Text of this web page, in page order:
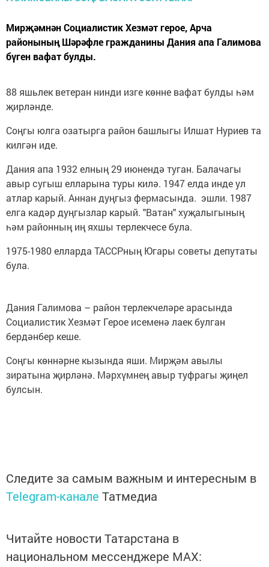
Мирҗәмнән Социалистик Хезмәт герое, Арча
районының Шәрәфле гражданины Дания апа Галимова
бүген вафат булды.
88 яшьлек ветеран нинди изге көнне вафат булды һәм
җирләнде.
Соңгы юлга озатырга район башлыгы Илшат Нуриев та
килгән иде.
Дания апа 1932 елның 29 июнендә туган. Балачагы
авыр сугыш елларына туры килә. 1947 елда инде ул
атлар карый. Аннан дуңгыз фермасында. эшли. 1987
елга кадәр дуңгызлар карый. "Ватан" хуҗалыгының
һәм районның иң яхшы терлекчесе була.
1975-1980 елларда ТАССРның Югары советы депутаты
була.
Дания Галимова – район терлекчеләре арасында
Социалистик Хезмәт Герое исеменә лаек булган
бердәнбер кеше.
Соңгы көннәрне кызында яши. Мирҗәм авылы
зиратына җирләнә. Мәрхүмнең авыр туфрагы җиңел
булсын.
Следите за самым важным и интересным в
Telegram-канале Татмедиа
Читайте новости Татарстана в
национальном мессенджере MАХ: